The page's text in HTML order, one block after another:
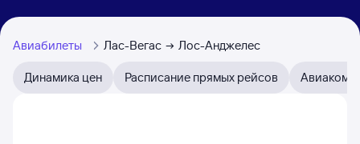
Авиабилеты Лас-Вегас Лос-Анджелес
Динамика цен Расписание прямых рейсов